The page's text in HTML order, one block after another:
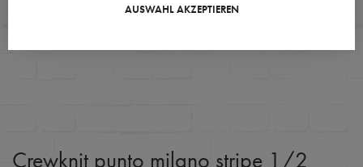
Crewknit punto milano stripe 1/2
AUSWAHL AKZEPTIEREN